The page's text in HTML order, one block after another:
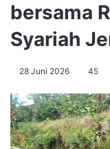
bersama
Syariah
28 Juni 2026 45